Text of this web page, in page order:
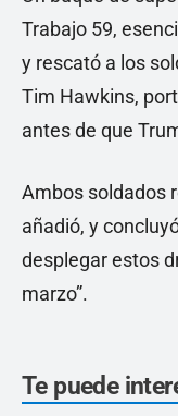
Trabajo 59,
y rescató a los
Tim Hawkins,
antes de que
Ambos soldados
añadió, y
desplegar estos
marzo”.
Te puede